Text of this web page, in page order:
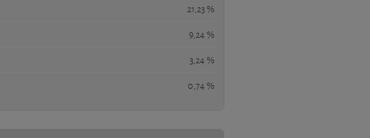
21,23 %
9,24 %
3,24 %
0,74 %